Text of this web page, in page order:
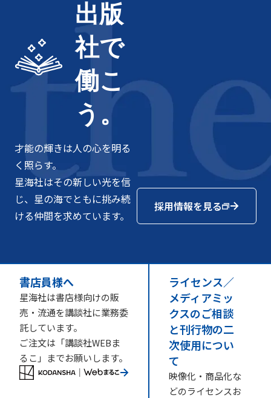
出版
社で
働こ
う。
才能の輝きは人の心を明る
く照らす。
星海社はその新しい光を信
じ、星の海でともに挑み続
ける仲間を求めています。
採用情報を見る
書店員様へ
星海社は書店様向けの販
売・流通を講談社に業務委
託しています。
ご注文は「講談社WEBま
るこ」までお願いします。
ライセンス／
メディアミッ
クスのご相談
と刊行物の二
次使用につい
て
映像化・商品化な
どのライセンスお